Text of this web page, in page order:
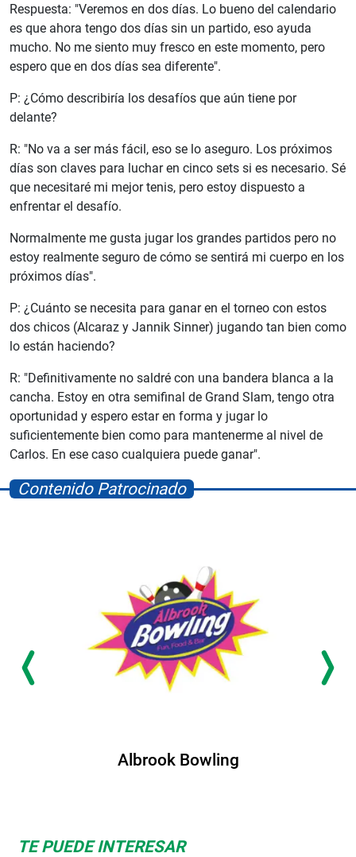
Respuesta: "Veremos en dos días. Lo bueno del calendario
es que ahora tengo dos días sin un partido, eso ayuda
mucho. No me siento muy fresco en este momento, pero
espero que en dos días sea diferente".
P: ¿Cómo describiría los desafíos que aún tiene por
delante?
R: "No va a ser más fácil, eso se lo aseguro. Los próximos
días son claves para luchar en cinco sets si es necesario. Sé
que necesitaré mi mejor tenis, pero estoy dispuesto a
enfrentar el desafío.
Normalmente me gusta jugar los grandes partidos pero no
estoy realmente seguro de cómo se sentirá mi cuerpo en los
próximos días".
P: ¿Cuánto se necesita para ganar en el torneo con estos
dos chicos (Alcaraz y Jannik Sinner) jugando tan bien como
lo están haciendo?
R: "Definitivamente no saldré con una bandera blanca a la
cancha. Estoy en otra semifinal de Grand Slam, tengo otra
oportunidad y espero estar en forma y jugar lo
suficientemente bien como para mantenerme al nivel de
Carlos. En ese caso cualquiera puede ganar".
Contenido Patrocinado
Albrook Bowling
TE PUEDE INTERESAR